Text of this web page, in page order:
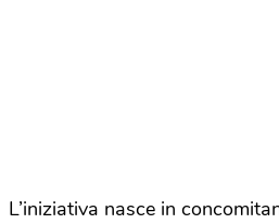
L’iniziativa nasce in